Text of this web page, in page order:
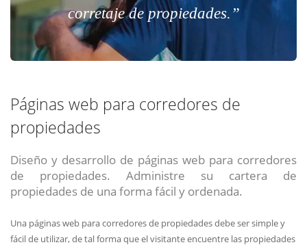
corretaje de propiedades.”
Páginas web para corredores de
propiedades
Diseño y desarrollo de páginas web para corredores
de propiedades. Administre su cartera de
propiedades de una forma fácil y ordenada.
Una páginas web para corredores de propiedades debe ser simple y
fácil de utilizar, de tal forma que el visitante encuentre las propiedades